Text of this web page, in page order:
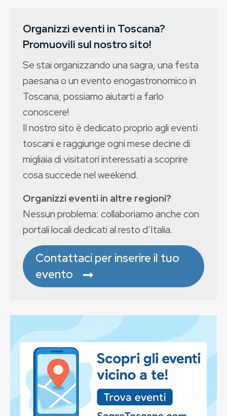
Organizzi eventi in Toscana?
Promuovili sul nostro sito!
Se stai organizzando una sagra, una festa
paesana o un evento enogastronomico in
Toscana, possiamo aiutarti a farlo
conoscere!
Il nostro sito è dedicato proprio agli eventi
toscani e raggiunge ogni mese decine di
migliaia di visitatori interessati a scoprire
cosa succede nel weekend.
Organizzi eventi in altre regioni?
Nessun problema: collaboriamo anche con
portali locali dedicati al resto d’Italia.
Contattaci per inserire il tuo
evento